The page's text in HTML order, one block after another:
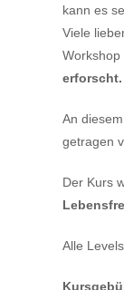
kann es
Viele
erforscht.
An
getragen
Der Kurs
Alle